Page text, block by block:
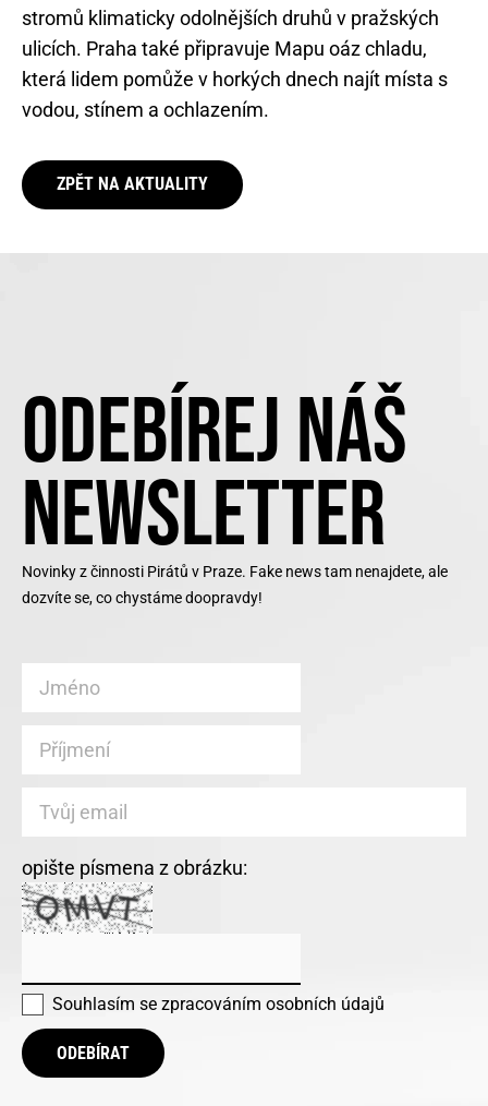
stromů klimaticky odolnějších druhů v pražských
ulicích. Praha také připravuje Mapu oáz chladu,
která lidem pomůže v horkých dnech najít místa s
vodou, stínem a ochlazením.
ZPĚT NA AKTUALITY
ODEBÍREJ NÁŠ
NEWSLETTER
Novinky z činnosti Pirátů v Praze. Fake news tam nenajdete, ale
dozvíte se, co chystáme doopravdy!
opište písmena z obrázku:
Souhlasím se zpracováním osobních údajů
ODEBÍRAT